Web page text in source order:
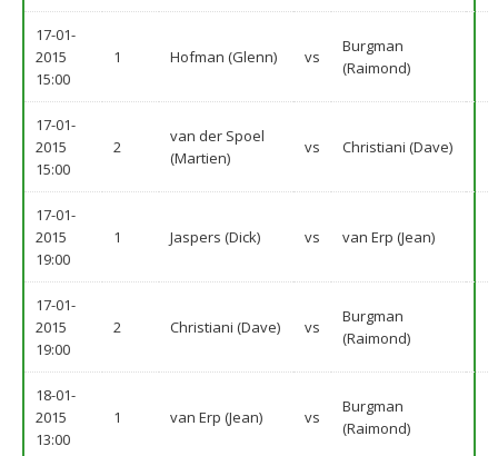
17-01-
2015
15:00
1 Hofman (Glenn) vs
Burgman
(Raimond)
17-01-
2015
15:00
2
van der Spoel
(Martien)
vs Christiani (Dave)
17-01-
2015
19:00
1 Jaspers (Dick) vs van Erp (Jean)
17-01-
2015
19:00
2 Christiani (Dave) vs
Burgman
(Raimond)
18-01-
2015
13:00
1 van Erp (Jean) vs
Burgman
(Raimond)